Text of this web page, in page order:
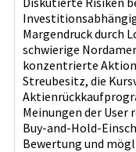
Margendruck durch
schwierige
konzentrierte
Streubesitz, die
Meinungen der
Bewertung und